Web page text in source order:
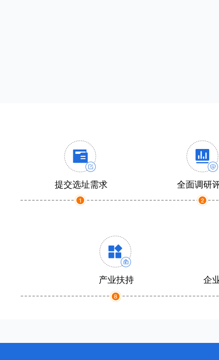
提交选址需求 全面调研
产业扶持 企